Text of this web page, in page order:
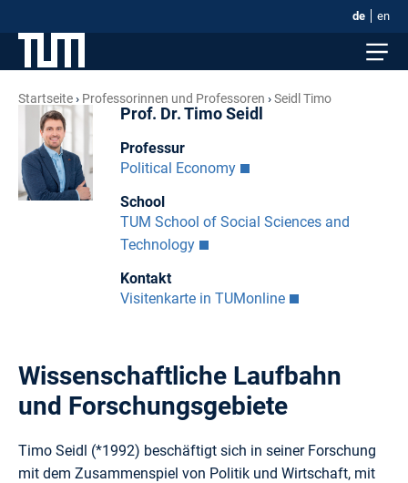
de en
Startseite Professorinnen und Professoren Seidl Timo
Prof. Dr. Timo Seidl
Professur
Political Economy
School
TUM School of Social Sciences and
Technology
Kontakt
Visitenkarte in TUMonline
Wissenschaftliche Laufbahn
und Forschungsgebiete
Timo Seidl (*1992) beschäftigt sich in seiner Forschung
mit dem Zusammenspiel von Politik und Wirtschaft, mit